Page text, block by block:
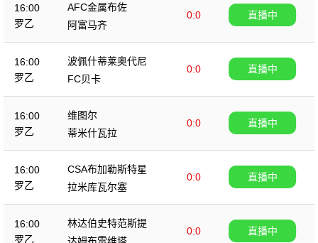
16:00
罗乙
AFC金属布佐
0:0
阿富马齐
直播中
16:00
罗乙
波佩什蒂莱奥代尼
0:0
FC贝卡
直播中
16:00
罗乙
维图尔
0:0
蒂米什瓦拉
直播中
16:00
罗乙
CSA布加勒斯特星
0:0
拉米库瓦尔塞
直播中
16:00
罗乙
林达伯史特范斯提
0:0
达姆布雷维塔
直播中